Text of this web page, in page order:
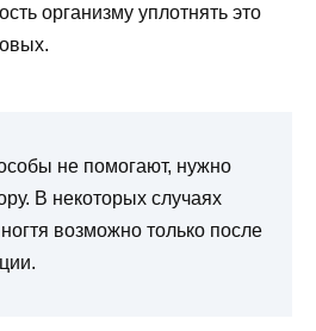
организму уплотнять это
не помогают, нужно
В некоторых случаях
возможно только после